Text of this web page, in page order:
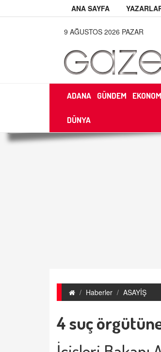
ANA SAYFA
9 AĞUSTOS 2026 PAZAR
ADANA GÜNDEM
DÜNYA
Haberler ASAYİŞ
4 suç